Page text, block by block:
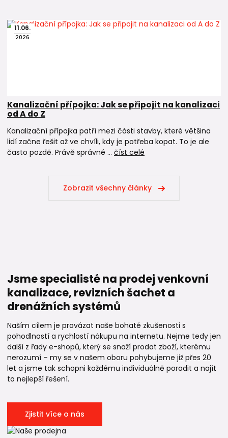
11.06.
2026
Kanalizační přípojka: Jak se připojit na kanalizaci
od A do Z
Kanalizační přípojka patří mezi části stavby, které většina
lidí začne řešit až ve chvíli, kdy je potřeba kopat. To je ale
často pozdě. Právě správné ... číst celé
Zobrazit všechny články
Jsme specialisté na prodej venkovní
kanalizace, revizních šachet a
drenážních systémů
Naším cílem je provázat naše bohaté zkušenosti s
pohodlností a rychlostí nákupu na internetu. Nejme tedy jen
další z řady e-shopů, který se snaží prodat zboží, kterému
nerozumí – my se v našem oboru pohybujeme již přes 20
let a jsme tak schopni každému individuálně poradit a najít
to nejlepší řešení.
Zjistit více o nás